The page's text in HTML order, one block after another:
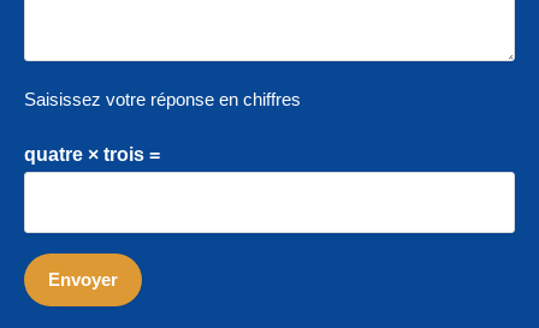
Saisissez votre réponse en chiffres
quatre × trois =